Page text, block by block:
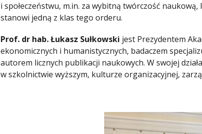
i społeczeństwu, m.in. za wybitną twórczość
stanowi jedną z klas tego orderu.
Prof. dr hab. Łukasz Sułkowski jest Prezydentem
ekonomicznych i humanistycznych, badaczem
autorem licznych publikacji naukowych. W swojej
w szkolnictwie wyższym, kulturze organizacyjnej,